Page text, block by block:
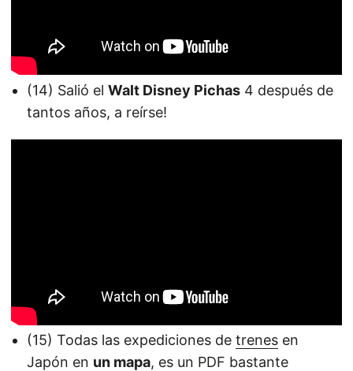
(14) Salió el Walt Disney Pichas 4 después de
tantos años, a reírse!
(15) Todas las expediciones de trenes en
Japón en un mapa, es un PDF bastante